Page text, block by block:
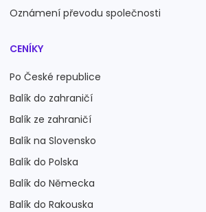
Oznámení převodu společnosti
CENÍKY
Po České republice
Balík do zahraničí
Balík ze zahraničí
Balík na Slovensko
Balík do Polska
Balík do Německa
Balík do Rakouska